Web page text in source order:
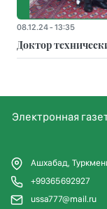
08.12.24 - 13:35
Доктор
Электронная
Ашхабад,
+99365692927
ussa777@mail.ru